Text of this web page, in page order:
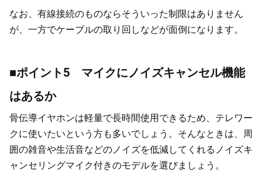
なお、有線接続のものならそういった制限はありません
が、一方でケーブルの取り回しなどが面倒になります。
■ポイント5 マイクにノイズキャンセル機能
はあるか
骨伝導イヤホンは軽量で長時間使用できるため、テレワー
クに使いたいという方も多いでしょう。そんなときは、周
囲の雑音や生活音などのノイズを低減してくれるノイズキ
ャンセリングマイク付きのモデルを選びましょう。